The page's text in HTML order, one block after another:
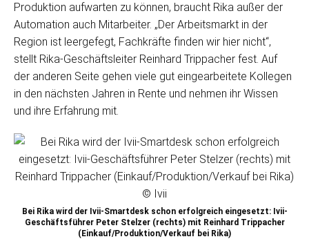
Produktion aufwarten zu können, braucht Rika außer der
Automation auch Mitarbeiter. „Der Arbeitsmarkt in der
Region ist leergefegt, Fachkräfte finden wir hier nicht“,
stellt Rika-Geschäftsleiter Reinhard Trippacher fest. Auf
der anderen Seite gehen viele gut eingearbeitete Kollegen
in den nächsten Jahren in Rente und nehmen ihr Wissen
und ihre Erfahrung mit.
Bei Rika wird der Ivii-Smartdesk schon erfolgreich eingesetzt: Ivii-
Geschäftsführer Peter Stelzer (rechts) mit Reinhard Trippacher
(Einkauf/Produktion/Verkauf bei Rika)